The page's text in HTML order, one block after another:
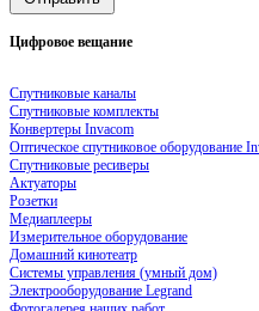
Цифровое вещание
Спутниковые каналы
Спутниковые комплекты
Конвертеры Invacom
Оптическое спутниковое оборудование
Спутниковые ресиверы
Актуаторы
Розетки
Медиаплееры
Измерительное оборудование
Домашний кинотеатр
Системы управления (умный дом)
Электрооборудование Legrand